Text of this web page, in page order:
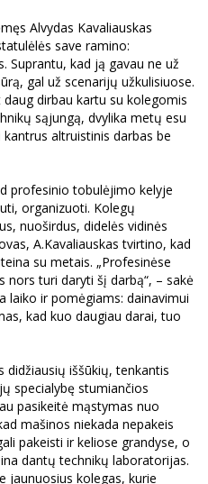
Alvydas Kavaliauskas
save ramino:
Suprantu, kad ją gavau ne už
gal už scenarijų užkulisiuose.
dirbau kartu su kolegomis
sąjungą, dvylika metų esu
altruistinis darbas be
profesinio tobulėjimo kelyje
organizuoti. Kolegų
nuoširdus, didelės vidinės
A.Kavaliauskas tvirtino, kad
su metais. „Profesinėse
nors turi daryti šį darbą“, – sakė
laiko ir pomėgiams: dainavimui
kad kuo daugiau darai, tuo
didžiausių iššūkių, tenkantis
specialybę stumiančios
pasikeitė mąstymas nuo
mašinos niekada nepakeis
pakeisti ir keliose grandyse, o
dantų technikų laboratorijas.
jaunuosius kolegas, kurie